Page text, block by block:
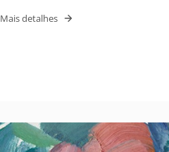
Mais detalhes